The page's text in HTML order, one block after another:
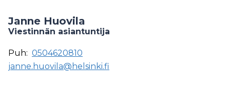
Janne Huovila
Viestinnän asiantuntija
Puh: 0504620810
janne.huovila@helsinki.fi